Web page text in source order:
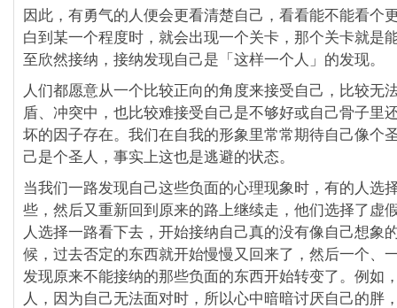
因此，有勇气的人便会更看清楚自己，看看能不能看个
白到某一个程度时，就会出现一个关卡，那个关卡就是
至欣然接纳，接纳发现自己是「这样一个人」的发现。
人们都愿意从一个比较正向的角度来接受自己，比较无
盾、冲突中，也比较难接受自己是不够好或自己骨子里
坏的因子存在。我们在自我的形象里常常期待自己像个
己是个圣人，事实上这也是逃避的状态。
当我们一路发现自己这些负面的心理现象时，有的人选
些，然后又重新回到原来的路上继续走，他们选择了虚
人选择一路看下去，开始接纳自己真的没有像自己想象
候，过去否定的东西就开始慢慢又回来了，然后一个、
发现原来不能接纳的那些负面的东西开始转变了。例如
人，因为自己无法面对时，所以心中暗暗讨厌自己的胖